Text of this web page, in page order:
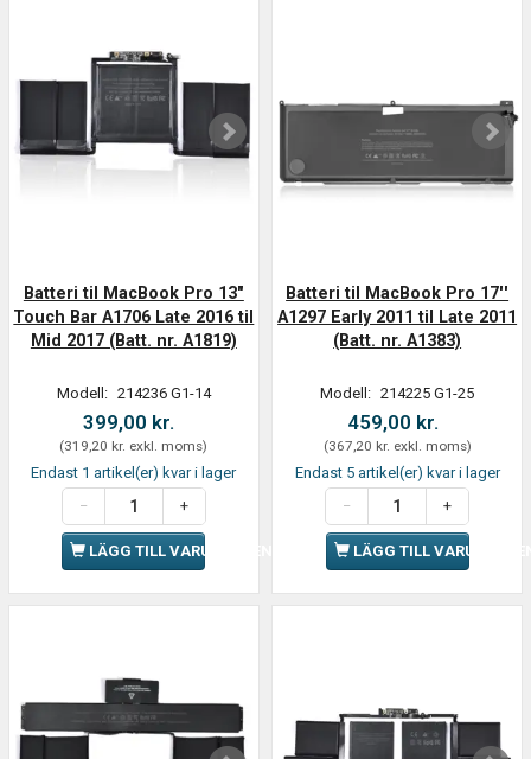
Batteri til MacBook Pro 13"
Touch Bar A1706 Late 2016 til
Mid 2017 (Batt. nr. A1819)
Modell: 214236 G1-14
399,00 kr.
(319,20 kr. exkl. moms)
Endast 1 artikel(er) kvar i lager
LÄGG TILL VARUKORGEN
Batteri til MacBook Pro 17''
A1297 Early 2011 til Late 2011
(Batt. nr. A1383)
Modell: 214225 G1-25
459,00 kr.
(367,20 kr. exkl. moms)
Endast 5 artikel(er) kvar i lager
LÄGG TILL